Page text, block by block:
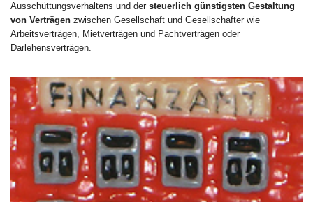
Ausschüttungsverhaltens und der steuerlich günstigsten Gestaltung
von Verträgen zwischen Gesellschaft und Gesellschafter wie
Arbeitsverträgen, Mietverträgen und Pachtverträgen oder
Darlehensverträgen.